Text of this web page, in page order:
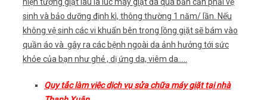
sinh và bảo dưỡng định kì, thông thường 1 năm/ lần. Nếu
không vệ sinh các vi khuẩn bên trong lồng giặt sẽ bám vào
quần áo và gây ra các bệnh ngoài da ảnh hưởng tới sức
khỏe của bạn như ghẻ , dị ứng da, viêm da…..
Quy tắc làm việc dịch vụ sửa chữa máy giặt tại nhà